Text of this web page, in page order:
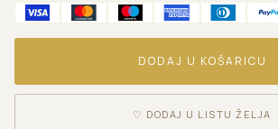
DODAJ U KOŠARICU
♡ DODAJ U LISTU ŽELJA